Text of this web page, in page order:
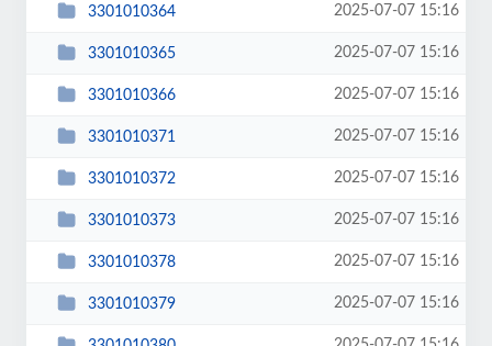
3301010364 2025-07-07 15:16
3301010365 2025-07-07 15:16
3301010366 2025-07-07 15:16
3301010371 2025-07-07 15:16
3301010372 2025-07-07 15:16
3301010373 2025-07-07 15:16
3301010378 2025-07-07 15:16
3301010379 2025-07-07 15:16